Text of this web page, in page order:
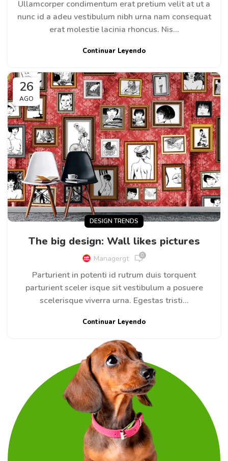
Ullamcorper condimentum erat pretium velit at ut a
nunc id a adeu vestibulum nibh urna nam consequat
erat molestie lacinia rhoncus. Nis...
Continuar Leyendo
26
AGO
DESIGN TRENDS
The big design: Wall likes pictures
Managergt 0
Parturient in potenti id rutrum duis torquent
parturient sceler isque sit vestibulum a posuere
scelerisque viverra urna. Egestas tristi...
Continuar Leyendo